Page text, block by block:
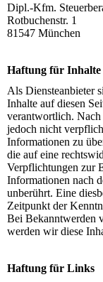
Dipl.-Kfm.
Rotbuchenstr. 1
81547 München
Haftung für Inhalte
Als Diensteanbieter
Inhalte auf diesen
verantwortlich.
jedoch nicht
Informationen zu
die auf eine
Verpflichtungen zur
Informationen nach
unberührt. Eine
Zeitpunkt der
Bei Bekanntwerden
werden wir diese
Haftung für Links